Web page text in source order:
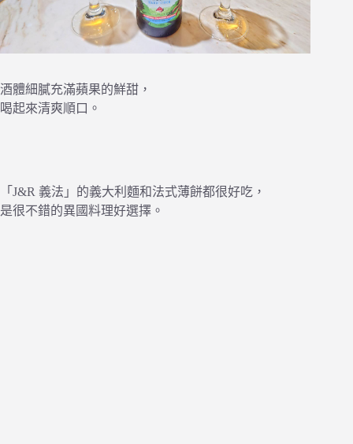
酒體細膩充滿蘋果的鮮甜，
喝起來清爽順口。
「J&R 義法」的義大利麵和法式薄餅都很好吃，
是很不錯的異國料理好選擇。